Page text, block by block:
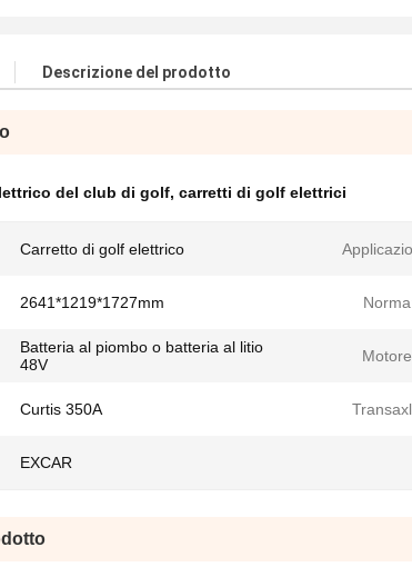
Descrizione del prodotto
del club di golf, carretti di golf elettrici
Carretto di golf elettrico
2641*1219*1727mm
Batteria al piombo o batteria al litio
48V
Curtis 350A
EXCAR